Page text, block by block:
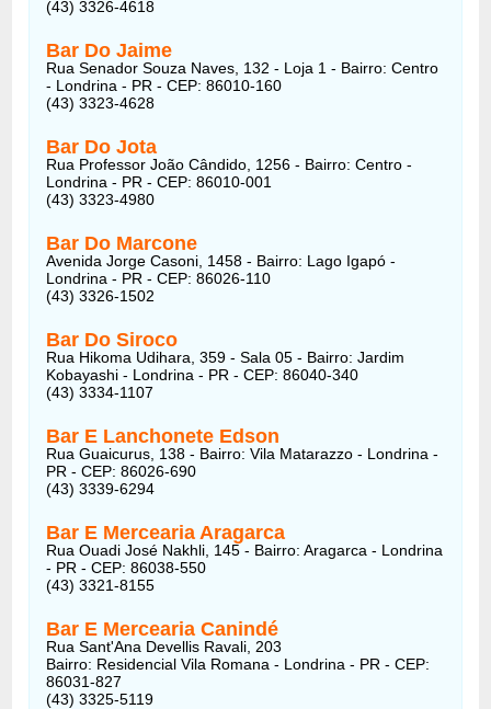
(43) 3326-4618
Bar Do Jaime
Rua Senador Souza Naves, 132 - Loja 1 - Bairro: Centro
- Londrina - PR - CEP: 86010-160
(43) 3323-4628
Bar Do Jota
Rua Professor João Cândido, 1256 - Bairro: Centro -
Londrina - PR - CEP: 86010-001
(43) 3323-4980
Bar Do Marcone
Avenida Jorge Casoni, 1458 - Bairro: Lago Igapó -
Londrina - PR - CEP: 86026-110
(43) 3326-1502
Bar Do Siroco
Rua Hikoma Udihara, 359 - Sala 05 - Bairro: Jardim
Kobayashi - Londrina - PR - CEP: 86040-340
(43) 3334-1107
Bar E Lanchonete Edson
Rua Guaicurus, 138 - Bairro: Vila Matarazzo - Londrina -
PR - CEP: 86026-690
(43) 3339-6294
Bar E Mercearia Aragarca
Rua Ouadi José Nakhli, 145 - Bairro: Aragarca - Londrina
- PR - CEP: 86038-550
(43) 3321-8155
Bar E Mercearia Canindé
Rua Sant'Ana Devellis Ravali, 203
Bairro: Residencial Vila Romana - Londrina - PR - CEP:
86031-827
(43) 3325-5119